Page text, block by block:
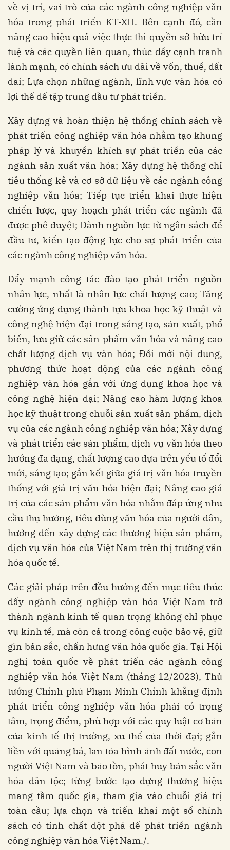
về vị trí, vai trò của các ngành công nghiệp văn
hóa trong phát triển KT-XH. Bên cạnh đó, cần
nâng cao hiệu quả việc thực thi quyền sở hữu trí
tuệ và các quyền liên quan, thúc đẩy cạnh tranh
lành mạnh, có chính sách ưu đãi về vốn, thuế, đất
đai; Lựa chọn những ngành, lĩnh vực văn hóa có
lợi thế để tập trung đầu tư phát triển.
Xây dựng và hoàn thiện hệ thống chính sách về
phát triển công nghiệp văn hóa nhằm tạo khung
pháp lý và khuyến khích sự phát triển của các
ngành sản xuất văn hóa; Xây dựng hệ thống chỉ
tiêu thống kê và cơ sở dữ liệu về các ngành công
nghiệp văn hóa; Tiếp tục triển khai thực hiện
chiến lược, quy hoạch phát triển các ngành đã
được phê duyệt; Dành nguồn lực từ ngân sách để
đầu tư, kiến tạo động lực cho sự phát triển của
các ngành công nghiệp văn hóa.
Đẩy mạnh công tác đào tạo phát triển nguồn
nhân lực, nhất là nhân lực chất lượng cao; Tăng
cường ứng dụng thành tựu khoa học kỹ thuật và
công nghệ hiện đại trong sáng tạo, sản xuất, phổ
biến, lưu giữ các sản phẩm văn hóa và nâng cao
chất lượng dịch vụ văn hóa; Đổi mới nội dung,
phương thức hoạt động của các ngành công
nghiệp văn hóa gắn với ứng dụng khoa học và
công nghệ hiện đại; Nâng cao hàm lượng khoa
học kỹ thuật trong chuỗi sản xuất sản phẩm, dịch
vụ của các ngành công nghiệp văn hóa; Xây dựng
và phát triển các sản phẩm, dịch vụ văn hóa theo
hướng đa dạng, chất lượng cao dựa trên yếu tố đổi
mới, sáng tạo; gắn kết giữa giá trị văn hóa truyền
thống với giá trị văn hóa hiện đại; Nâng cao giá
trị của các sản phẩm văn hóa nhằm đáp ứng nhu
cầu thụ hưởng, tiêu dùng văn hóa của người dân,
hướng đến xây dựng các thương hiệu sản phẩm,
dịch vụ văn hóa của Việt Nam trên thị trường văn
hóa quốc tế.
Các giải pháp trên đều hướng đến mục tiêu thúc
đẩy ngành công nghiệp văn hóa Việt Nam trở
thành ngành kinh tế quan trọng không chỉ phục
vụ kinh tế, mà còn cả trong công cuộc bảo vệ, giữ
gìn bản sắc, chấn hưng văn hóa quốc gia. Tại Hội
nghị toàn quốc về phát triển các ngành công
nghiệp văn hóa Việt Nam (tháng 12/2023), Thủ
tướng Chính phủ Phạm Minh Chính khẳng định
phát triển công nghiệp văn hóa phải có trọng
tâm, trọng điểm, phù hợp với các quy luật cơ bản
của kinh tế thị trường, xu thế của thời đại; gắn
liền với quảng bá, lan tỏa hình ảnh đất nước, con
người Việt Nam và bảo tồn, phát huy bản sắc văn
hóa dân tộc; từng bước tạo dựng thương hiệu
mang tầm quốc gia, tham gia vào chuỗi giá trị
toàn cầu; lựa chọn và triển khai một số chính
sách có tính chất đột phá để phát triển ngành
công nghiệp văn hóa Việt Nam./.